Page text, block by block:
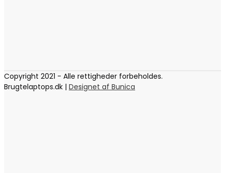
Copyright 2021 - Alle rettigheder forbeholdes.
Brugtelaptops.dk | Designet af Bunica